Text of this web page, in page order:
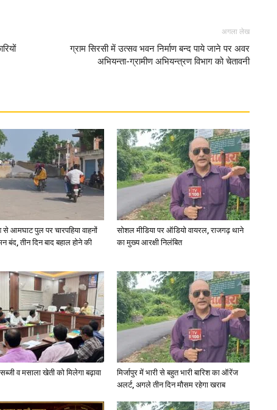
अगला लेख
ग्राम सिरसी में उत्सव भवन निर्माण बन्द पाये जाने पर अवर
अभियन्ता-ग्रामीण अभियन्त्रण विभाग को चेतावनी
से आमघाट पुल पर चारपहिया वाहनों
बंद, तीन दिन बाद बहाल होने की
सोशल मीडिया पर ऑडियो वायरल, राजगढ़ थाने
का मुख्य आरक्षी निलंबित
सब्जी व मसाला खेती को मिलेगा बढ़ावा
मिर्जापुर में भारी से बहुत भारी बारिश का ऑरेंज
अलर्ट, अगले तीन दिन मौसम रहेगा खराब